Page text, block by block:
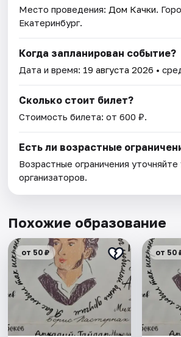
Место проведения: Дом Качки.
Екатеринбург.
Когда запланирован событие?
Дата и время: 19 августа 2026 •
Сколько стоит билет?
Стоимость билета: от 600 ₽.
Есть ли возрастные
Возрастные ограничения уточняйте
организаторов.
Похожие образование
от 50 ₽ от 50